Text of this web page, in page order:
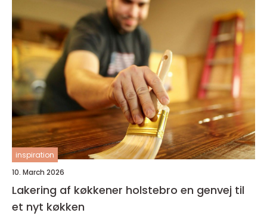
inspiration
10. March 2026
Lakering af køkkener holstebro en genvej til
et nyt køkken